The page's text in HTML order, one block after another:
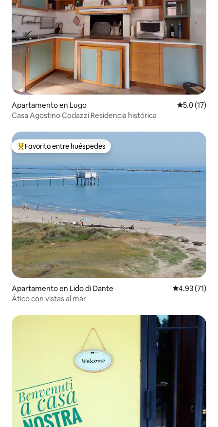
Apartamento en Lugo Calificación
5.0 (17)
Casa Agostino Codazzi Residencia histórica
Favorito entre huéspedes preferido
Favorito entre huéspedes
Apartamento en Lido di Dante Calificación
4.93 (71)
Ático con vistas al mar